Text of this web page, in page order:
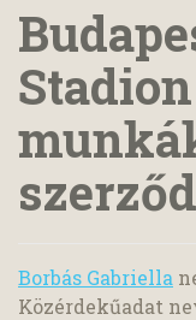
Borbás Gabriella
Közérdekűadat